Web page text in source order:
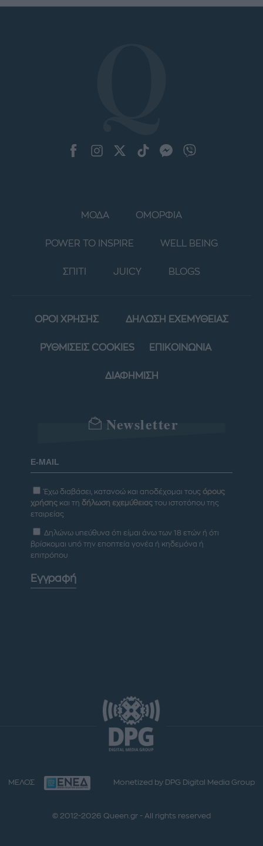
ΜΟΔΑ ΟΜΟΡΦΙΑ
POWER TO INSPIRE WELL BEING
ΣΠΙΤΙ JUICY BLOGS
ΟΡΟΙ ΧΡΗΣΗΣ ΔΗΛΩΣΗ ΕΧΕΜΥΘΕΙΑΣ
ΡΥΘΜΙΣΕΙΣ COOKIES ΕΠΙΚΟΙΝΩΝΙΑ
ΔΙΑΦΗΜΙΣΗ
Newsletter
Έχω διαβάσει, κατανοώ και αποδέχομαι τους όρους
χρήσης και τη δήλωση εχεμύθειας του ιστοτόπου της
εταιρείας
Δηλώνω υπεύθυνα ότι είμαι άνω των 18 ετών ή ότι
βρίσκομαι υπό την εποπτεία γονέα ή κηδεμόνα ή
επιτρόπου
Εγγραφή
ΜΕΛΟΣ Monetized by DPG Digital Media Group
© 2012-2026 Queen.gr - All rights reserved